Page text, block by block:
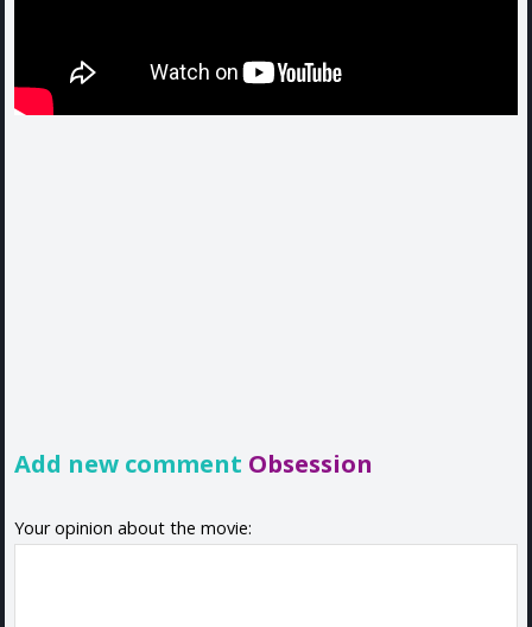
Add new comment Obsession
Your opinion about the movie: